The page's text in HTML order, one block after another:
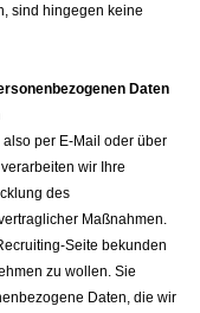
sind hingegen keine
Daten
per E-Mail oder über
wir Ihre
des
Maßnahmen.
Seite bekunden
zu wollen. Sie
Daten, die wir